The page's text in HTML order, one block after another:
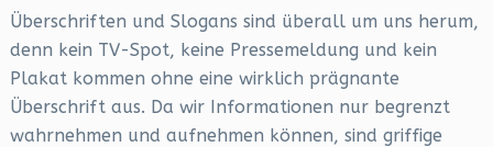
Überschriften und Slogans sind überall um uns herum,
denn kein TV-Spot, keine Pressemeldung und kein
Plakat kommen ohne eine wirklich prägnante
Überschrift aus. Da wir Informationen nur begrenzt
wahrnehmen und aufnehmen können, sind griffige